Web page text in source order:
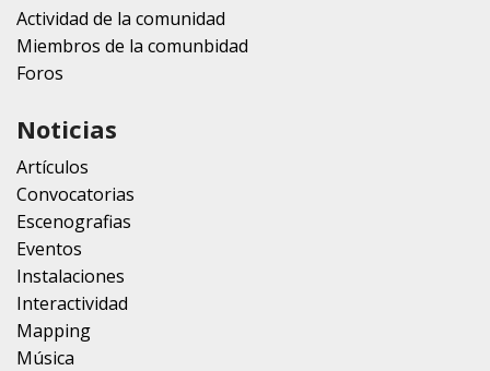
Actividad de la comunidad
Miembros de la comunbidad
Foros
Noticias
Artículos
Convocatorias
Escenografias
Eventos
Instalaciones
Interactividad
Mapping
Música